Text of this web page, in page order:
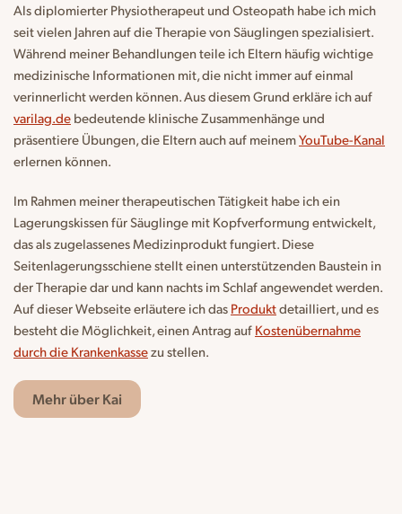
Als diplomierter Physiotherapeut und Osteopath habe ich mich
seit vielen Jahren auf die Therapie von Säuglingen spezialisiert.
Während meiner Behandlungen teile ich Eltern häufig wichtige
medizinische Informationen mit, die nicht immer auf einmal
verinnerlicht werden können. Aus diesem Grund erkläre ich auf
varilag.de bedeutende klinische Zusammenhänge und
präsentiere Übungen, die Eltern auch auf meinemYouTube-Kanal
erlernen können.
Im Rahmen meiner therapeutischen Tätigkeit habe ich ein
Lagerungskissen für Säuglinge mit Kopfverformung entwickelt,
das als zugelassenes Medizinprodukt fungiert. Diese
Seitenlagerungsschiene stellt einen unterstützenden Baustein in
der Therapie dar und kann nachts im Schlaf angewendet werden.
Auf dieser Webseite erläutere ich das Produktdetailliert, und es
besteht die Möglichkeit, einen Antrag auf Kostenübernahme
durch die Krankenkassezu stellen.
Mehr über Kai